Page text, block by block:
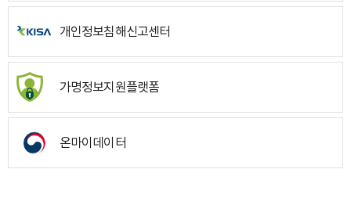
개인정보침해신고센터
가명정보지원플랫폼
온마이데이터